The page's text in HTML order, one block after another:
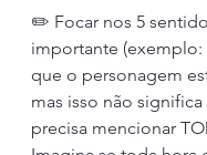
✏️ Focar nos 5
importante (exemplo:
que o personagem
mas isso não
precisa mencionar